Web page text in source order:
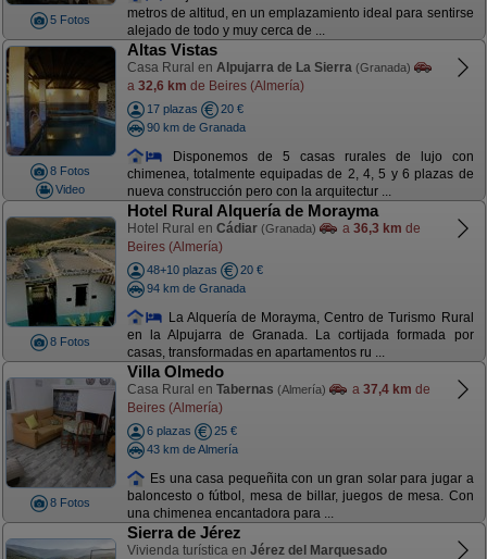
5 Fotos
metros de altitud, en un emplazamiento ideal para sentirse
alejado de todo y muy cerca de ...
8 Fotos
Video
Altas Vistas
Casa Rural en Alpujarra de La Sierra (Granada)
a 32,6 km de Beires (Almería)
17 plazas
20 €
90 km de Granada
Disponemos de 5 casas rurales de lujo con
chimenea, totalmente equipadas de 2, 4, 5 y 6 plazas de
nueva construcción pero con la arquitectur ...
8 Fotos
Hotel Rural Alquería de Morayma
Hotel Rural en Cádiar (Granada) a 36,3 km de
Beires (Almería)
48+10 plazas
20 €
94 km de Granada
La Alquería de Morayma, Centro de Turismo Rural
en la Alpujarra de Granada. La cortijada formada por
casas, transformadas en apartamentos ru ...
8 Fotos
Villa Olmedo
Casa Rural en Tabernas (Almería) a 37,4 km de
Beires (Almería)
6 plazas
25 €
43 km de Almería
Es una casa pequeñita con un gran solar para jugar a
baloncesto o fútbol, mesa de billar, juegos de mesa. Con
una chimenea encantadora para ...
Sierra de Jérez
Vivienda turística en Jérez del Marquesado